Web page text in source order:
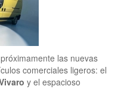
las nuevas
comerciales ligeros: el
y el espacioso